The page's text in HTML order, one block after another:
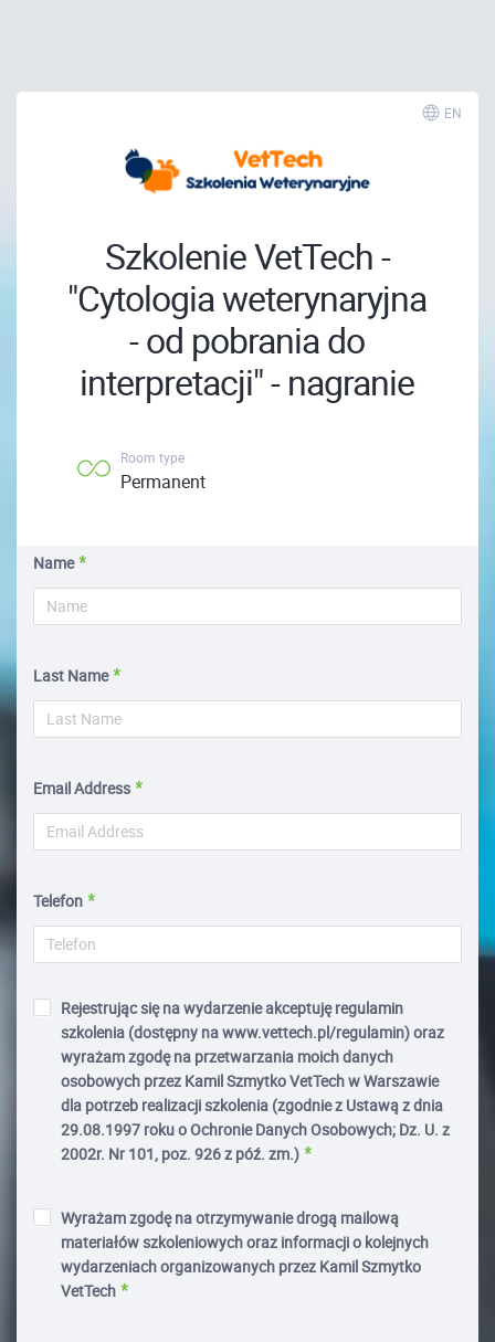
EN
Szkolenie VetTech -
"Cytologia weterynaryjna
- od pobrania do
interpretacji" - nagranie
Room type
Permanent
Name
Last Name
Email Address
Telefon
Rejestrując się na wydarzenie akceptuję regulamin
szkolenia (dostępny na www.vettech.pl/regulamin) oraz
wyrażam zgodę na przetwarzania moich danych
osobowych przez Kamil Szmytko VetTech w Warszawie
dla potrzeb realizacji szkolenia (zgodnie z Ustawą z dnia
29.08.1997 roku o Ochronie Danych Osobowych; Dz. U. z
2002r. Nr 101, poz. 926 z póź. zm.)
Wyrażam zgodę na otrzymywanie drogą mailową
materiałów szkoleniowych oraz informacji o kolejnych
wydarzeniach organizowanych przez Kamil Szmytko
VetTech